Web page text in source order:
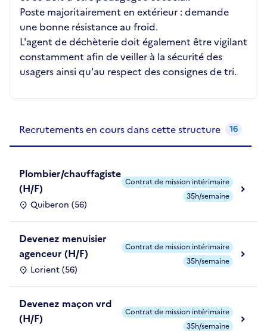
Poste majoritairement en extérieur : demande
une bonne résistance au froid.
L'agent de déchèterie doit également être vigilant
constamment afin de veiller à la sécurité des
usagers ainsi qu'au respect des consignes de tri.
Recrutements en cours dans cette structure 16
Plombier/chauffagiste
(H/F)
Quiberon (56)
Contrat de mission intérimaire
35h/semaine
Devenez menuisier
agenceur (H/F)
Lorient (56)
Contrat de mission intérimaire
35h/semaine
Devenez maçon vrd
(H/F)
Contrat de mission intérimaire
35h/semaine